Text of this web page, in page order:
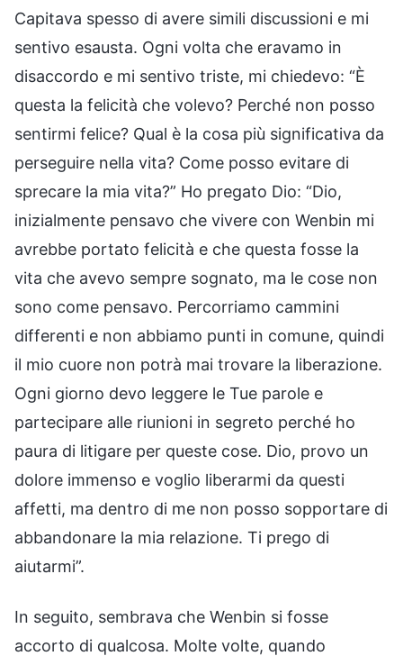
Capitava spesso di avere simili discussioni e mi
sentivo esausta. Ogni volta che eravamo in
disaccordo e mi sentivo triste, mi chiedevo: “È
questa la felicità che volevo? Perché non posso
sentirmi felice? Qual è la cosa più significativa da
perseguire nella vita? Come posso evitare di
sprecare la mia vita?” Ho pregato Dio: “Dio,
inizialmente pensavo che vivere con Wenbin mi
avrebbe portato felicità e che questa fosse la
vita che avevo sempre sognato, ma le cose non
sono come pensavo. Percorriamo cammini
differenti e non abbiamo punti in comune, quindi
il mio cuore non potrà mai trovare la liberazione.
Ogni giorno devo leggere le Tue parole e
partecipare alle riunioni in segreto perché ho
paura di litigare per queste cose. Dio, provo un
dolore immenso e voglio liberarmi da questi
affetti, ma dentro di me non posso sopportare di
abbandonare la mia relazione. Ti prego di
aiutarmi”.
In seguito, sembrava che Wenbin si fosse
accorto di qualcosa. Molte volte, quando